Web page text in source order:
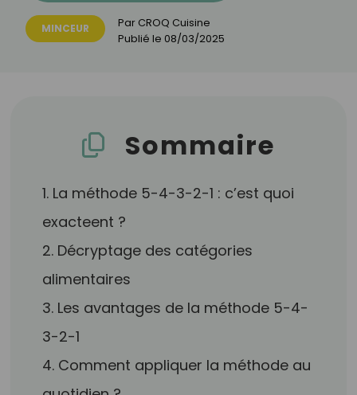
MINCEUR Par CROQ Cuisine
Publié le 08/03/2025
Sommaire
1. La méthode 5-4-3-2-1 : c’est quoi
exacteent ?
2. Décryptage des catégories
alimentaires
3. Les avantages de la méthode 5-4-
3-2-1
4. Comment appliquer la méthode au